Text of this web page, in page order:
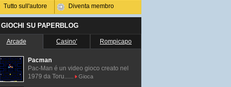
Tutto sull'autore Diventa membro
I GIOCHI SU PAPERBLOG
Arcade Casino' Rompicapo
Pacman
Pac-Man é un video gioco creato nel
1979 da Toru......
Gioca